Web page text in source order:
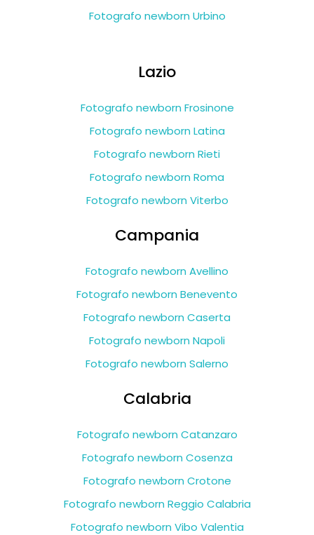
Fotografo newborn Urbino
Lazio
Fotografo newborn Frosinone
Fotografo newborn Latina
Fotografo newborn Rieti
Fotografo newborn Roma
Fotografo newborn Viterbo
Campania
Fotografo newborn Avellino
Fotografo newborn Benevento
Fotografo newborn Caserta
Fotografo newborn Napoli
Fotografo newborn Salerno
Calabria
Fotografo newborn Catanzaro
Fotografo newborn Cosenza
Fotografo newborn Crotone
Fotografo newborn Reggio Calabria
Fotografo newborn Vibo Valentia